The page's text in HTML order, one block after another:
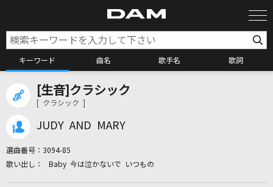
キーワード 曲名 歌手名 歌詞
カラオケ検索
[生音]クラシック
[ クラシック ]
JUDY AND MARY
選曲番号： 3094-85
Baby 今は泣かないで いつもの